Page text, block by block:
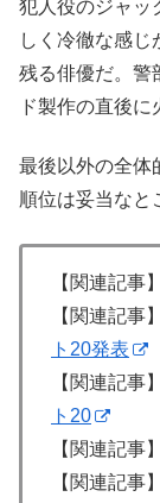
犯人役のジャッ
しく冷徹な感じ
残る俳優だ。警
ド製作の直後に
最後以外の全体
順位は妥当なと
【関連記事】
【関連記事】
ト20発表
【関連記事】
ト20
【関連記事】
【関連記事】